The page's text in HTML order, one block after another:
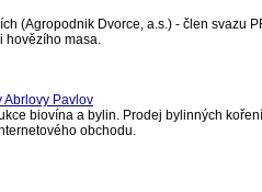
(Agropodnik Dvorce, a.s.) - člen svazu
hovězího masa.
Abrlovy Pavlov
biovína a bylin. Prodej bylinných
obchodu.